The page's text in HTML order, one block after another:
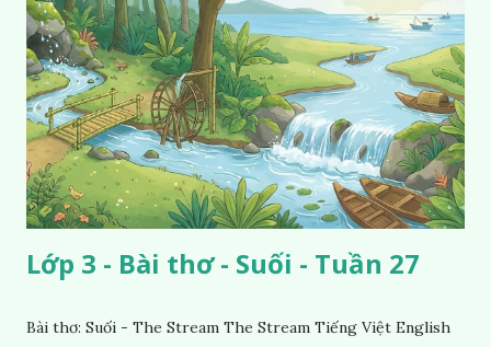
Lớp 3 - Bài thơ - Suối - Tuần 27
Bài thơ: Suối - The Stream The Stream Tiếng Việt English